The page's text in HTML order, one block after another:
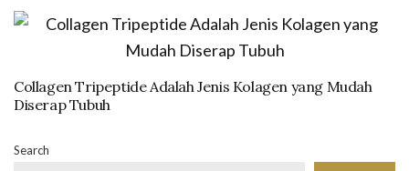
Collagen Tripeptide Adalah Jenis Kolagen yang Mudah
Diserap Tubuh
Search